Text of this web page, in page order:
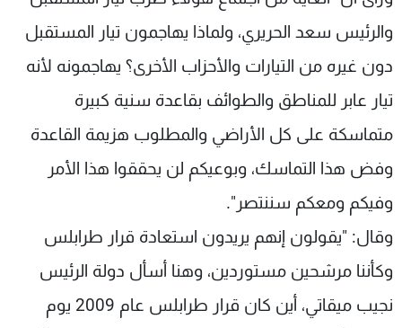
والرئيس سعد الحريري، ولماذا يهاجمون تيار المستقبل
دون غيره من التيارات والأحزاب الأخرى؟ يهاجمونه لأنه
تيار عابر للمناطق والطوائف بقاعدة سنية كبيرة
متماسكة على كل الأراضي والمطلوب هزيمة القاعدة
وفض هذا التماسك، وبوعيكم لن يحققوا هذا الأمر
وفيكم ومعكم سننتصر".
وقال: "يقولون إنهم يريدون استعادة قرار طرابلس
وكأننا مرشحين مستوردين، وهنا أسأل دولة الرئيس
نجيب ميقاتي، أين كان قرار طرابلس عام 2009 يوم